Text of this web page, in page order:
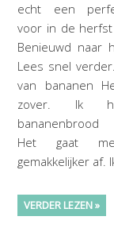
echt een
voor in de
Benieuwd naar
Lees snel
van bananen
zover. Ik
bananenbrood
Het gaat
gemakkelijker af.
VERDER LEZEN »